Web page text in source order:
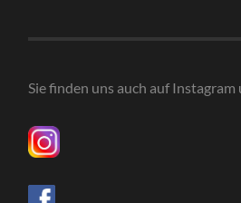
Sie finden uns auch auf Instagram